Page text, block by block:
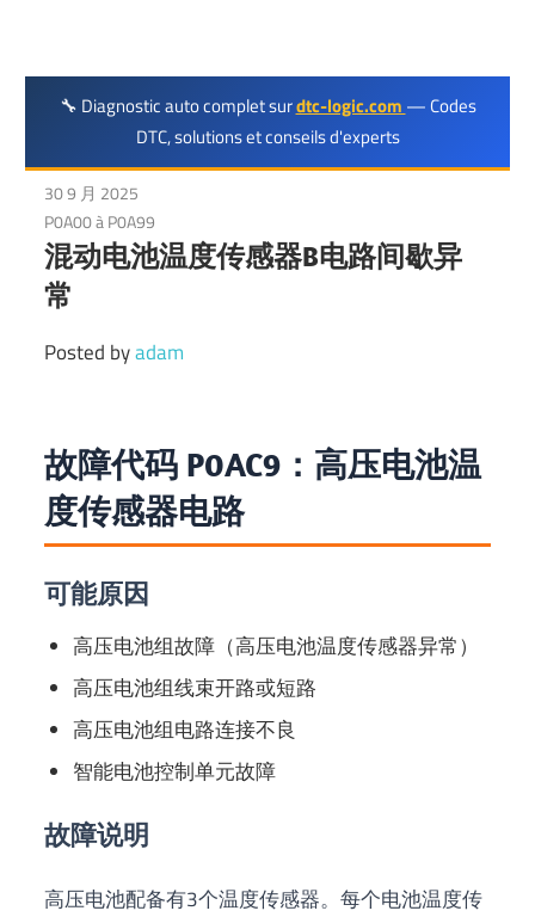
维
修
🔧 Diagnostic auto complet surdtc-logic.com — Codes
DTC, solutions et conseils d'experts
30 9 月 2025
P0A00 à P0A99
混动电池温度传感器B电路间歇异
常
Posted byadam
故障代码 P0AC9：高压电池温
度传感器电路
可能原因
高压电池组故障（高压电池温度传感器异常）
高压电池组线束开路或短路
高压电池组电路连接不良
智能电池控制单元故障
故障说明
高压电池配备有3个温度传感器。每个电池温度传